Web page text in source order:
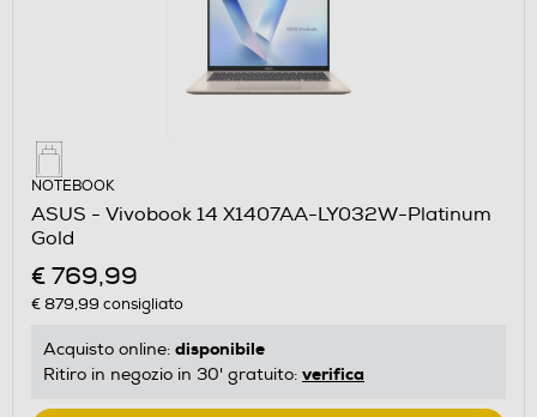
NOTEBOOK
ASUS - Vivobook 14 X1407AA-LY032W-Platinum
Gold
€ 769,99
€ 879,99 consigliato
Acquisto online: disponibile
Ritiro in negozio in 30' gratuito: verifica